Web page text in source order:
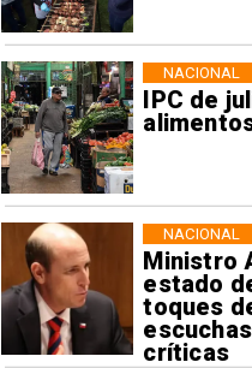
IPC de
NACIONAL
Ministro
estado
toques
críticas
NACIONAL